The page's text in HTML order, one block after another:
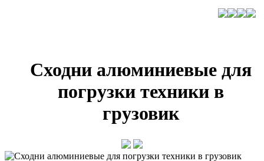
Сходни алюминиевые для
погрузки техники в
грузовик